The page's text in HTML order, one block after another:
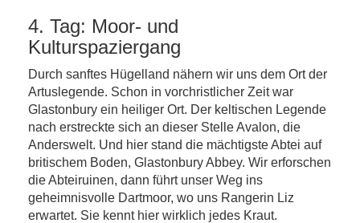
4. Tag: Moor- und
Kulturspaziergang
Durch sanftes Hügelland nähern wir uns dem Ort der
Artuslegende. Schon in vorchristlicher Zeit war
Glastonbury ein heiliger Ort. Der keltischen Legende
nach erstreckte sich an dieser Stelle Avalon, die
Anderswelt. Und hier stand die mächtigste Abtei auf
britischem Boden, Glastonbury Abbey. Wir erforschen
die Abteiruinen, dann führt unser Weg ins
geheimnisvolle Dartmoor, wo uns Rangerin Liz
erwartet. Sie kennt hier wirklich jedes Kraut.